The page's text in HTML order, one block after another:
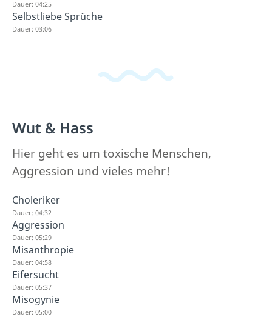
Dauer: 04:25
Selbstliebe Sprüche
Dauer: 03:06
Wut & Hass
Hier geht es um toxische Menschen,
Aggression und vieles mehr!
Choleriker
Dauer: 04:32
Aggression
Dauer: 05:29
Misanthropie
Dauer: 04:58
Eifersucht
Dauer: 05:37
Misogynie
Dauer: 05:00